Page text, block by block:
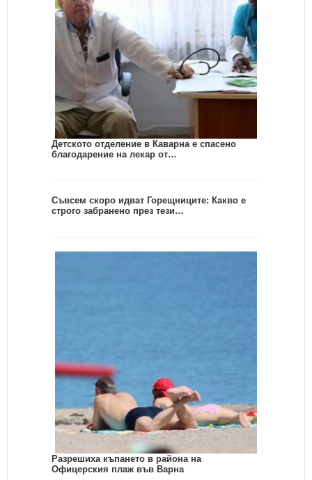
Детското отделение в Каварна е спасено
благодарение на лекар от…
Съвсем скоро идват Горещниците: Какво е
строго забранено през тези…
Разрешиха къпането в района на
Офицерския плаж във Варна